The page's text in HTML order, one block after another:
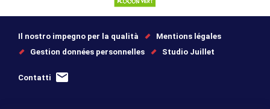
Il nostro impegno per la qualità
Mentions légales
Gestion données personnelles
Studio Juillet
Contatti